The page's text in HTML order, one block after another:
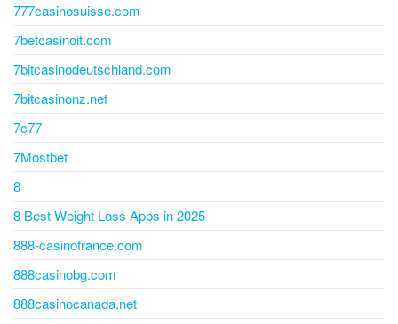
777casinosuisse.com
7betcasinoit.com
7bitcasinodeutschland.com
7bitcasinonz.net
7c77
7Mostbet
8
8 Best Weight Loss Apps in 2025
888-casinofrance.com
888casinobg.com
888casinocanada.net